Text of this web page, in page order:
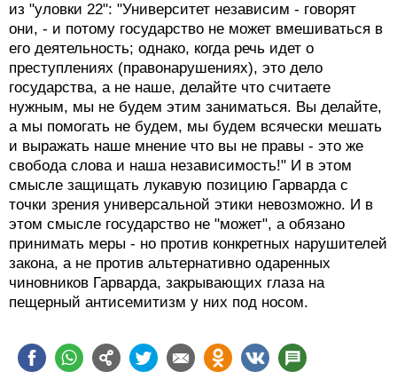
из "уловки 22": "Университет независим - говорят
они, - и потому государство не может вмешиваться в
его деятельность; однако, когда речь идет о
преступлениях (правонарушениях), это дело
государства, а не наше, делайте что считаете
нужным, мы не будем этим заниматься. Вы делайте,
а мы помогать не будем, мы будем всячески мешать
и выражать наше мнение что вы не правы - это же
свобода слова и наша независимость!" И в этом
смысле защищать лукавую позицию Гарварда с
точки зрения универсальной этики невозможно. И в
этом смысле государство не "может", а обязано
принимать меры - но против конкретных нарушителей
закона, а не против альтернативно одаренных
чиновников Гарварда, закрывающих глаза на
пещерный антисемитизм у них под носом.